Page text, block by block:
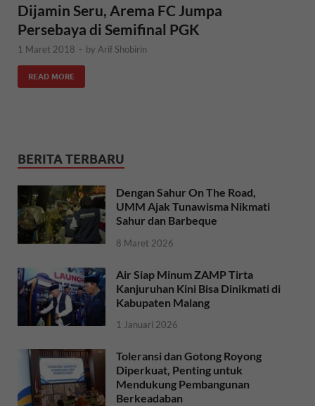
Dijamin Seru, Arema FC Jumpa
Persebaya di Semifinal PGK
1 Maret 2018 - by Arif Shobirin
READ MORE
BERITA TERBARU
Dengan Sahur On The Road,
UMM Ajak Tunawisma Nikmati
Sahur dan Barbeque
8 Maret 2026
Air Siap Minum ZAMP Tirta
Kanjuruhan Kini Bisa Dinikmati di
Kabupaten Malang
1 Januari 2026
Toleransi dan Gotong Royong
Diperkuat, Penting untuk
Mendukung Pembangunan
Berkeadaban